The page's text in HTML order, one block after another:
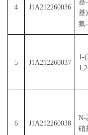
4 J1A212260036
基
基
氟
5 J1A212260037
1-
6 J1A212260038
N-
硝